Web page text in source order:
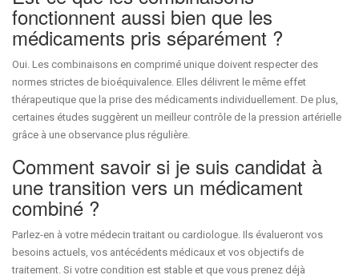
fonctionnent aussi bien que les
médicaments pris séparément ?
Oui. Les combinaisons en comprimé unique doivent respecter des
normes strictes de bioéquivalence. Elles délivrent le même effet
thérapeutique que la prise des médicaments individuellement. De plus,
certaines études suggèrent un meilleur contrôle de la pression artérielle
grâce à une observance plus régulière.
Comment savoir si je suis candidat à
une transition vers un médicament
combiné ?
Parlez-en à votre médecin traitant ou cardiologue. Ils évalueront vos
besoins actuels, vos antécédents médicaux et vos objectifs de
traitement. Si votre condition est stable et que vous prenez déjà